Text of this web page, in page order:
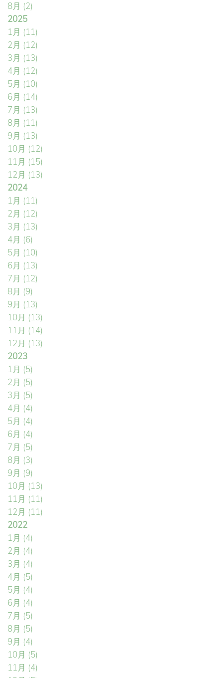
8月 (2)
2025
1月 (11)
2月 (12)
3月 (13)
4月 (12)
5月 (10)
6月 (14)
7月 (13)
8月 (11)
9月 (13)
10月 (12)
11月 (15)
12月 (13)
2024
1月 (11)
2月 (12)
3月 (13)
4月 (6)
5月 (10)
6月 (13)
7月 (12)
8月 (9)
9月 (13)
10月 (13)
11月 (14)
12月 (13)
2023
1月 (5)
2月 (5)
3月 (5)
4月 (4)
5月 (4)
6月 (4)
7月 (5)
8月 (3)
9月 (9)
10月 (13)
11月 (11)
12月 (11)
2022
1月 (4)
2月 (4)
3月 (4)
4月 (5)
5月 (4)
6月 (4)
7月 (5)
8月 (5)
9月 (4)
10月 (5)
11月 (4)